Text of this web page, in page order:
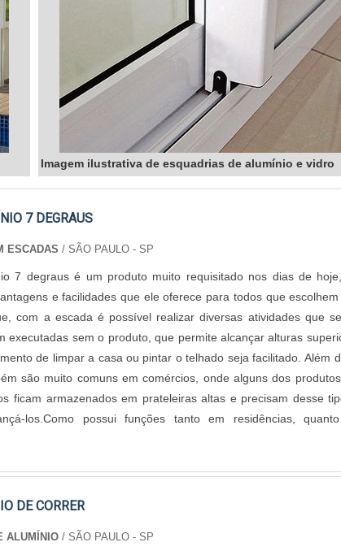
Imagem ilustrativa de esquadrias de alumínio e vidro
7 DEGRAUS
ESCADAS / SÃO PAULO - SP
7 degraus é um produto muito requisitado nos dias de
e facilidades que ele oferece para todos que
com a escada é possível realizar diversas atividades que
executadas sem o produto, que permite alcançar alturas
de limpar a casa ou pintar o telhado seja facilitado. Além
são muito comuns em comércios, onde alguns dos
ficam armazenados em prateleiras altas e precisam desse
los.Como possui funções tanto em residências, quanto
de alumínio com 7 degraus são muito procuradas,
quem faz o uso, por meio de travas automáticas que permitem
estabilidade para realizar a atividade necessária
ESCADA DE ALUMÍNIO Ainda, outra vantagem de contar com
faz a utilização. Porém, mesmo assim, são necessários
DE CORRER
ALUMÍNIO/ SÃO PAULO - SP